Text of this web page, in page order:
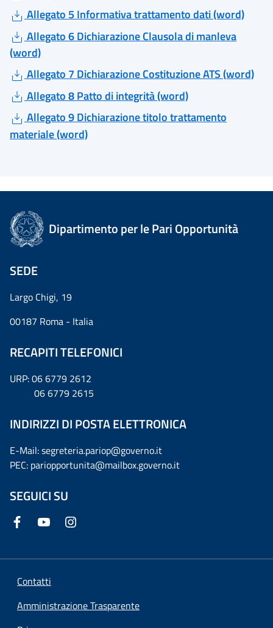
Allegato 5 Informativa trattamento dati (word)
Allegato 6 Dichiarazione Clausola di manleva
(word)
Allegato 7 Dichiarazione Costituzione ATS (word)
Allegato 8 Patto di integrità (word)
Allegato 9 Dichiarazione titolo trattamento
materiale (word)
Dipartimento per le Pari Opportunità
SEDE
Largo Chigi, 19
00187 Roma - Italia
RECAPITI TELEFONICI
URP: 06 6779 2612
06 6779 2615
INDIRIZZI DI POSTA ELETTRONICA
E-Mail: segreteria.pariop@governo.it
PEC: pariopportunita@mailbox.governo.it
SEGUICI SU
Contatti
Amministrazione Trasparente